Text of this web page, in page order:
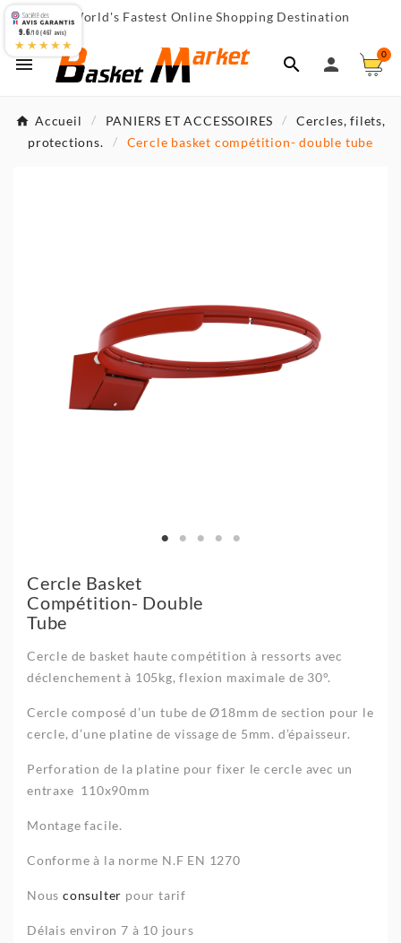
 World's Fastest Online Shopping Destination
  
0
Accueil PANIERS ET ACCESSOIRES
Cercles, filets,
protections.
Cercle basket compétition- double tube
Cercle Basket
Compétition- Double
Tube
Cercle de basket haute compétition à ressorts avec
déclenchement à 105kg, flexion maximale de 30°.
Cercle composé d’un tube de Ø18mm de section pour le
cercle, d’une platine de vissage de 5mm. d’épaisseur.
Perforation de la platine pour fixer le cercle avec un
entraxe 110x90mm
Montage facile.
Conforme à la norme N.F EN 1270
Nous consulter pour tarif
Délais environ 7 à 10 jours
9.6/10 (467 avis)
★★★★★